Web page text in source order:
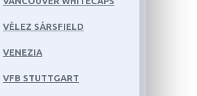
VÉLEZ SÁRSFIELD
VENEZIA
VFB STUTTGART